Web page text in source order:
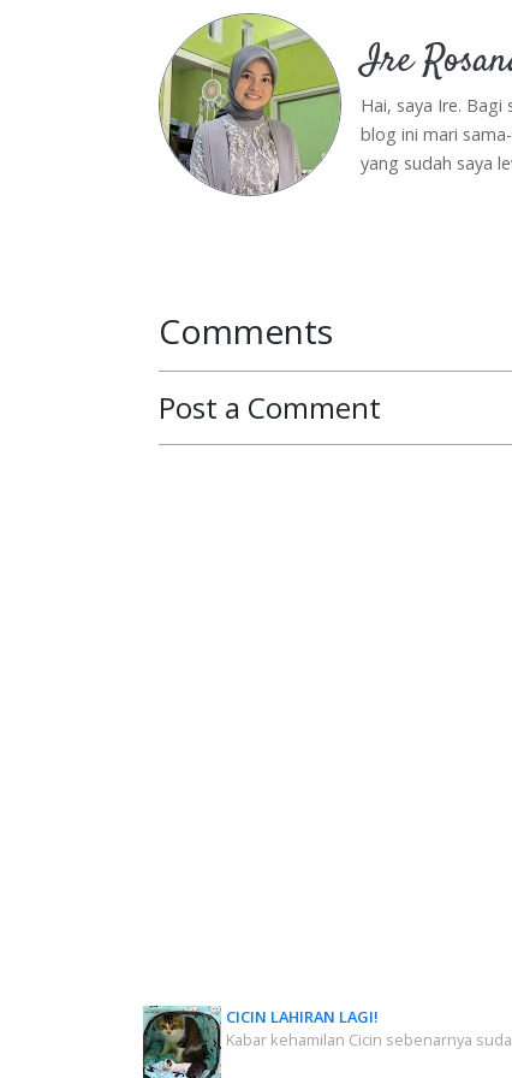
Ire
Hai, saya Ire.
blog ini mari
yang sudah saya
Comments
Post a Comment
CICIN LAHIRAN LAGI!
Kabar kehamilan Cicin sebenarnya